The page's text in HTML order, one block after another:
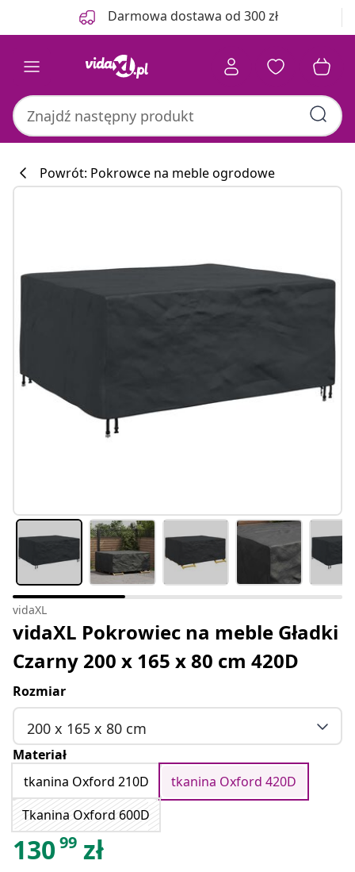
Darmowa dostawa od 300 zł
Powrót: Pokrowce na meble ogrodowe
vidaXL
vidaXL Pokrowiec na meble Gładki
Czarny 200 x 165 x 80 cm 420D
Rozmiar
200 x 165 x 80 cm
Materiał
tkanina Oxford 210D
tkanina Oxford 420D
Tkanina Oxford 600D
13099 zł